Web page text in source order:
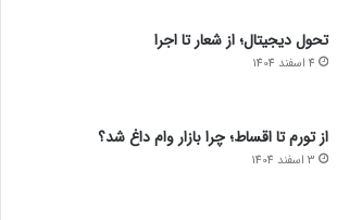
تحول دیجیتال؛ از شعار تا اجرا
4 اسفند 1404
از تورم تا اقساط؛ چرا بازار وام داغ شد؟
3 اسفند 1404